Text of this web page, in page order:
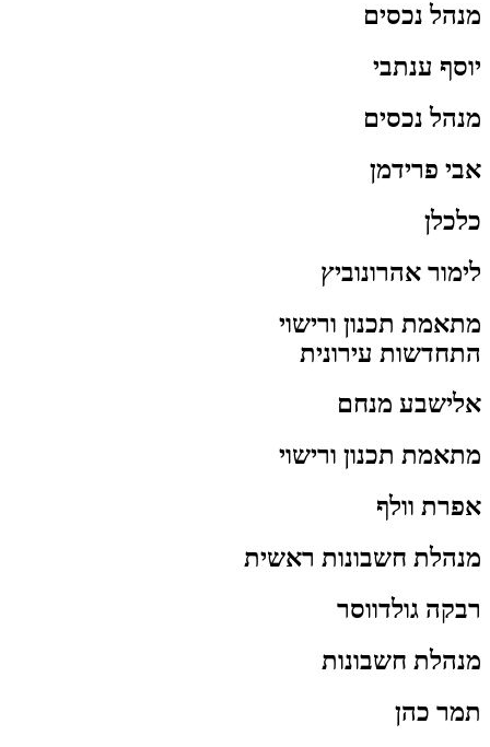
מנהל נכסים
יוסף ענתבי
מנהל נכסים
אבי פרידמן
כלכלן
לימור אהרונוביץ
מתאמת תכנון ורישוי
התחדשות עירונית
אלישבע מנחם
מתאמת תכנון ורישוי
אפרת וולף
מנהלת חשבונות ראשית
רבקה גולדווסר
מנהלת חשבונות
תמר כהן